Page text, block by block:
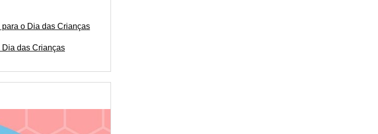
para o Dia das Crianças
Dia das Crianças